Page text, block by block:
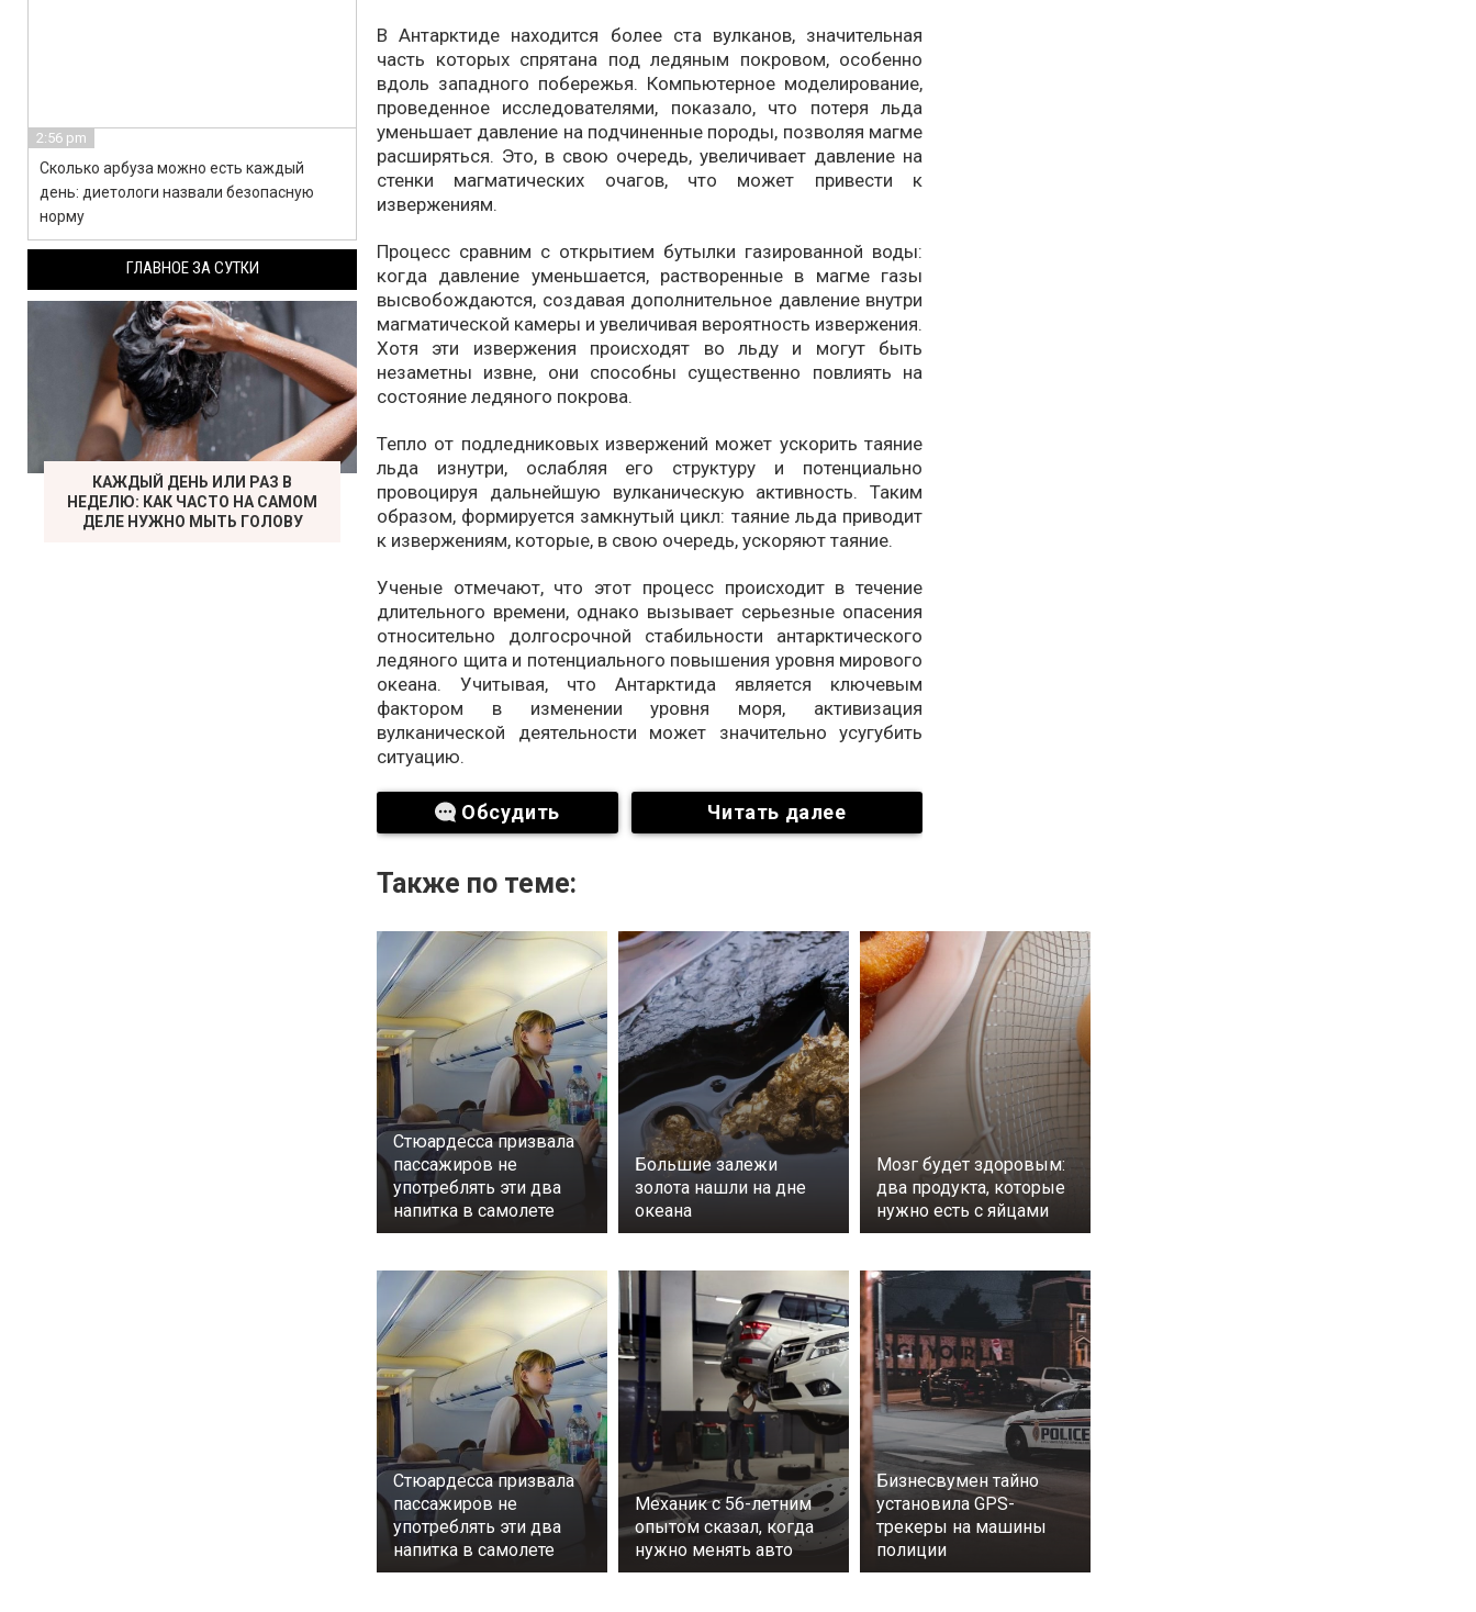
В Антарктиде находится более ста вулканов, значительная
часть которых спрятана под ледяным покровом, особенно
вдоль западного побережья. Компьютерное моделирование,
проведенное исследователями, показало, что потеря льда
уменьшает давление на подчиненные породы, позволяя магме
расширяться. Это, в свою очередь, увеличивает давление на
стенки магматических очагов, что может привести к
извержениям.
Процесс сравним с открытием бутылки газированной воды:
когда давление уменьшается, растворенные в магме газы
высвобождаются, создавая дополнительное давление внутри
магматической камеры и увеличивая вероятность извержения.
Хотя эти извержения происходят во льду и могут быть
незаметны извне, они способны существенно повлиять на
состояние ледяного покрова.
Тепло от подледниковых извержений может ускорить таяние
льда изнутри, ослабляя его структуру и потенциально
провоцируя дальнейшую вулканическую активность. Таким
образом, формируется замкнутый цикл: таяние льда приводит
к извержениям, которые, в свою очередь, ускоряют таяние.
Ученые отмечают, что этот процесс происходит в течение
длительного времени, однако вызывает серьезные опасения
относительно долгосрочной стабильности антарктического
ледяного щита и потенциального повышения уровня мирового
океана. Учитывая, что Антарктида является ключевым
фактором в изменении уровня моря, активизация
вулканической деятельности может значительно усугубить
ситуацию.
Обсудить Читать далее
Также по теме:
Стюардесса призвала
пассажиров не
употреблять эти два
напитка в самолете
Большие залежи
золота нашли на дне
океана
Мозг будет здоровым:
два продукта, которые
нужно есть с яйцами
Стюардесса призвала
пассажиров не
употреблять эти два
напитка в самолете
Механик с 56-летним
опытом сказал, когда
нужно менять авто
Бизнесвумен тайно
установила GPS-
трекеры на машины
полиции
2:56 pm
Сколько арбуза можно есть каждый
день: диетологи назвали безопасную
норму
ГЛАВНОЕ ЗА СУТКИ
КАЖДЫЙ ДЕНЬ ИЛИ РАЗ В
НЕДЕЛЮ: КАК ЧАСТО НА САМОМ
ДЕЛЕ НУЖНО МЫТЬ ГОЛОВУ